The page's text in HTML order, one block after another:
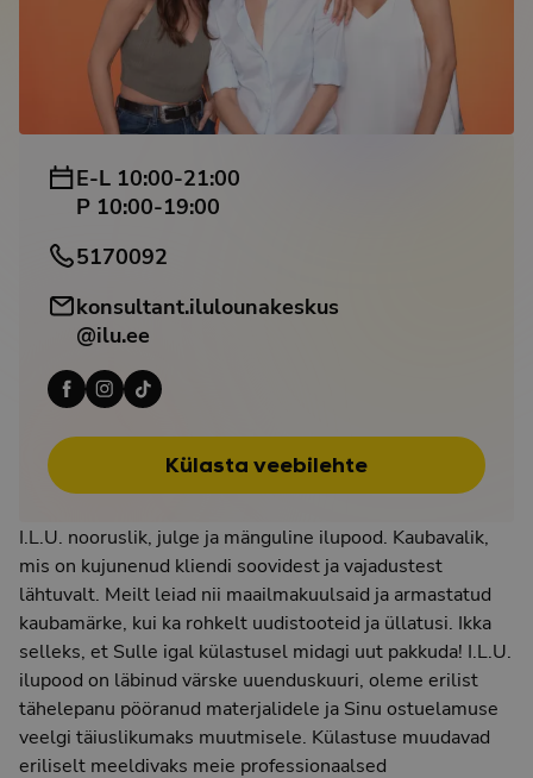
E-L 10:00-21:00
P 10:00-19:00
5170092
konsultant.ilulounakeskus
@ilu.ee
Külasta veebilehte
I.L.U. nooruslik, julge ja mänguline ilupood. Kaubavalik,
mis on kujunenud kliendi soovidest ja vajadustest
lähtuvalt. Meilt leiad nii maailmakuulsaid ja armastatud
kaubamärke, kui ka rohkelt uudistooteid ja üllatusi. Ikka
selleks, et Sulle igal külastusel midagi uut pakkuda! I.L.U.
ilupood on läbinud värske uuenduskuuri, oleme erilist
tähelepanu pööranud materjalidele ja Sinu ostuelamuse
veelgi täiuslikumaks muutmisele. Külastuse muudavad
eriliselt meeldivaks meie professionaalsed